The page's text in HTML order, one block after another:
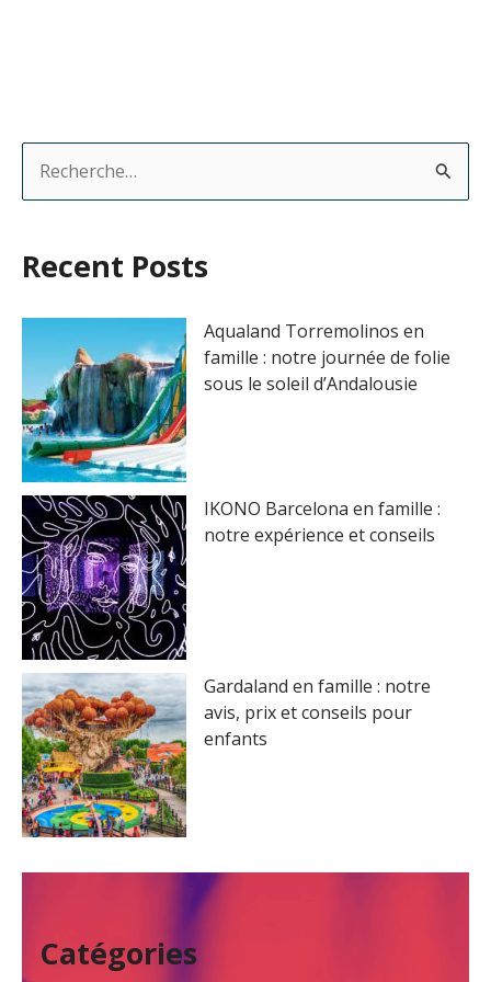
h
e
h
e
r
:
Recent Posts
Aqualand Torremolinos en
famille : notre journée de folie
sous le soleil d’Andalousie
IKONO Barcelona en famille :
notre expérience et conseils
Gardaland en famille : notre
avis, prix et conseils pour
enfants
Catégories